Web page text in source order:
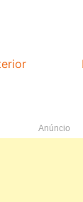
Anúncio